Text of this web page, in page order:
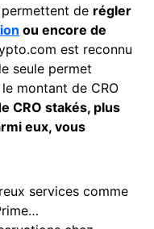
de régler
ou encore de
est reconnu
seule permet
montant de CRO
CRO stakés, plus
eux, vous
services comme